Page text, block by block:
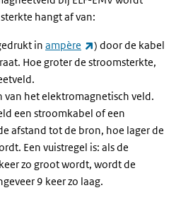
link)
sterkte hangt af van:
in ampère (externe link)
) door de kabel
Hoe groter de stroomsterkte,
van het elektromagnetisch veld.
een stroomkabel of een
afstand tot de bron, hoe lager de
Een vuistregel is: als de
zo groot wordt, wordt de
9 keer zo laag.